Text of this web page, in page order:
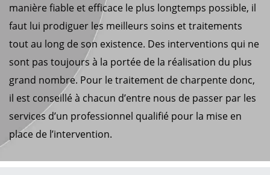
manière fiable et efficace le plus longtemps possible, il
faut lui prodiguer les meilleurs soins et traitements
tout au long de son existence. Des interventions qui ne
sont pas toujours à la portée de la réalisation du plus
grand nombre. Pour le traitement de charpente donc,
il est conseillé à chacun d’entre nous de passer par les
services d’un professionnel qualifié pour la mise en
place de l’intervention.